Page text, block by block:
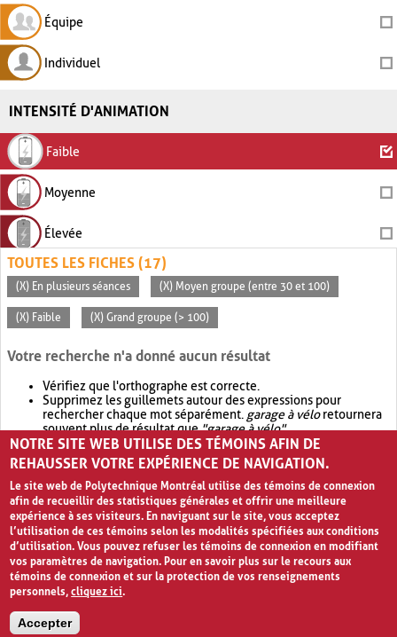
Équipe
Individuel
INTENSITÉ D'ANIMATION
Faible
Moyenne
Élevée
TOUTES LES FICHES (17)
(X) En plusieurs séances (X) Moyen groupe (entre 30 et 100)
(X) Faible (X) Grand groupe (> 100)
Votre recherche n'a donné aucun résultat
Vérifiez que l'orthographe est correcte.
Supprimez les guillemets autour des expressions pour
rechercher chaque mot séparément. garage à véloretournera
souvent plus de résultat que"garage à vélo".
Envisagez d'élargir votre recherche avec OR.garage OR vélo
retournera souvent plus de résultat quegarage à vélo
NOTRE SITE WEB UTILISE DES TÉMOINS AFIN DE
REHAUSSER VOTRE EXPÉRIENCE DE NAVIGATION.
Le site web de Polytechnique Montréal utilise des témoins de connexion
afin de recueillir des statistiques générales et offrir une meilleure
expérience à ses visiteurs. En naviguant sur le site, vous acceptez
l’utilisation de ces témoins selon les modalités spécifiées aux conditions
d’utilisation. Vous pouvez refuser les témoins de connexion en modifiant
vos paramètres de navigation. Pour en savoir plus sur le recours aux
témoins de connexion et sur la protection de vos renseignements
personnels,cliquez ici.
Accepter